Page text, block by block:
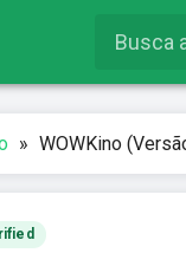
» WOWKino